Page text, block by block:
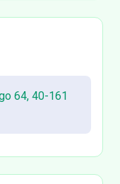
64, 40-161